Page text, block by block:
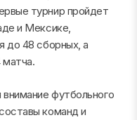
турнир пройдет
и Мексике,
до 48 сборных, а
футбольного
команд и